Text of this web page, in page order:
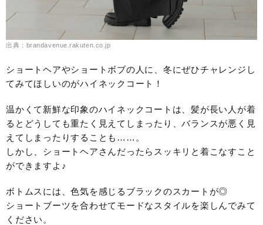
出典：brandavenue.rakuten.co.jp
ショートヘアやショートボブの人に、冬にぜひチャレンジし
てみてほしいのがハイネックコート！
温かくて新鮮な印象のハイネックコートは、髪が長い人が着
るとどうしても重たく見えてしまったり、バランスが悪く見
えてしまったりすることも……。
しかし、ショートヘアさんだったらスッキリと着こなすこと
ができますよ♪
ボトムスには、色気を感じるブラックのスカートが◎
ショートブーツを合わせてモードなスタイルを楽しんでみて
ください。